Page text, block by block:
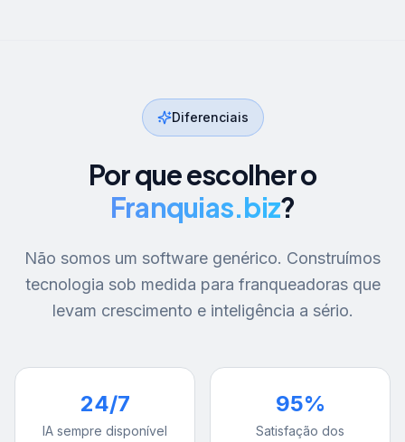
Diferenciais
Por que escolher o
Franquias.biz?
Não somos um software genérico. Construímos
tecnologia sob medida para franqueadoras que
levam crescimento e inteligência a sério.
24/7
IA sempre disponível
95%
Satisfação dos